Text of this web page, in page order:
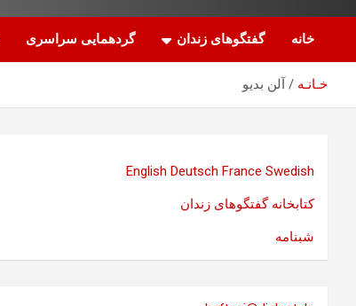
خانه گفتگوهای زندان گردهمایی سراسری
خـانـه آلن بديو
English Deutsch France Swedish
کتابخانه گفتگوهای زندان
شبنامه